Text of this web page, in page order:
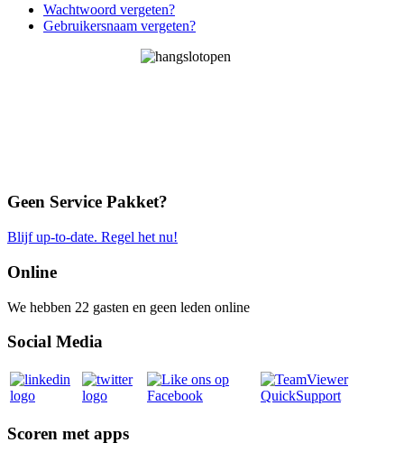
Wachtwoord vergeten?
Gebruikersnaam vergeten?
Geen Service Pakket?
Blijf up-to-date. Regel het nu!
Online
We hebben 22 gasten en geen leden online
Social Media
Scoren met apps